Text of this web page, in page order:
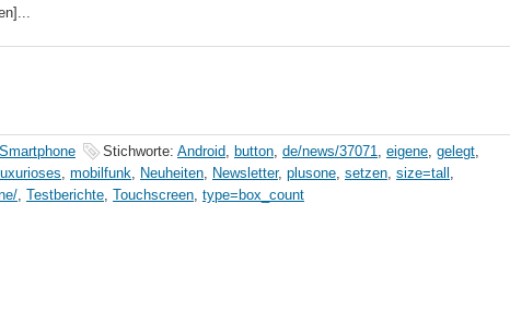
Stichworte: Android, button, de/news/37071, eigene, gelegt,
luxurioses, mobilfunk, Neuheiten, Newsletter, plusone, setzen, size=tall ,
, Testberichte, Touchscreen, type=box_count